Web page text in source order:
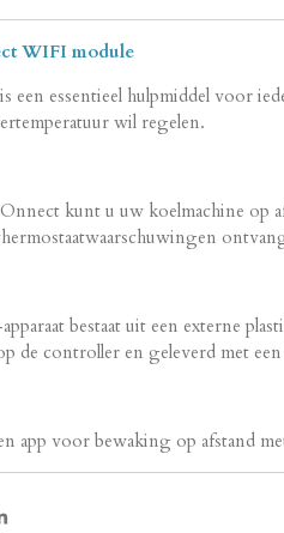
WIFI module
een essentieel hulpmiddel voor
wil regelen.
kunt u uw koelmachine op
bestaat uit een externe
de controller en geleverd met
app voor bewaking op afstand